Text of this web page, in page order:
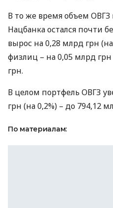
В то же время объем ОВГЗ
Нацбанка остался почти
вырос на 0,28 млрд грн
физлиц – на 0,05 млрд
грн.
В целом портфель ОВГЗ
грн (на 0,2%) – до 794,12
По материалам: